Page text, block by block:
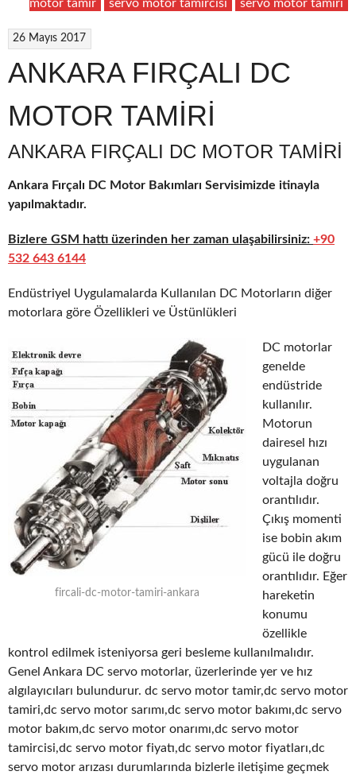
motor tamir servo motor tamircisi servo motor tamiri
26 Mayıs 2017
ANKARA FIRÇALI DC
MOTOR TAMİRİ
ANKARA FIRÇALI DC MOTOR TAMIRI
Ankara Fırçalı DC Motor Bakımları Servisimizde itinayla
yapılmaktadır.
Bizlere GSM hattı üzerinden her zaman ulaşabilirsiniz: +90
532 643 6144
Endüstriyel Uygulamalarda Kullanılan DC Motorların diğer
motorlara göre Özellikleri ve Üstünlükleri
fircali-dc-motor-tamiri-ankara
DC motorlar
genelde
endüstride
kullanılır.
Motorun
dairesel hızı
uygulanan
voltajla doğru
orantılıdır.
Çıkış momenti
ise bobin akım
gücü ile doğru
orantılıdır. Eğer
hareketin
konumu
özellikle
kontrol edilmek isteniyorsa geri besleme kullanılmalıdır.
Genel Ankara DC servo motorlar, üzerlerinde yer ve hız
algılayıcıları bulundurur. dc servo motor tamir,dc servo motor
tamiri,dc servo motor sarımı,dc servo motor bakımı,dc servo
motor bakım,dc servo motor onarımı,dc servo motor
tamircisi,dc servo motor fiyatı,dc servo motor fiyatları,dc
servo motor arızası durumlarında bizlerle iletişime geçmek